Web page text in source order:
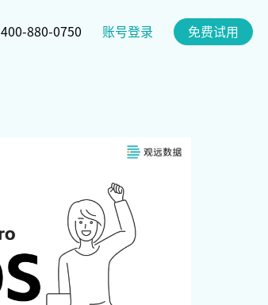
400-880-0750 账号登录 免费试用